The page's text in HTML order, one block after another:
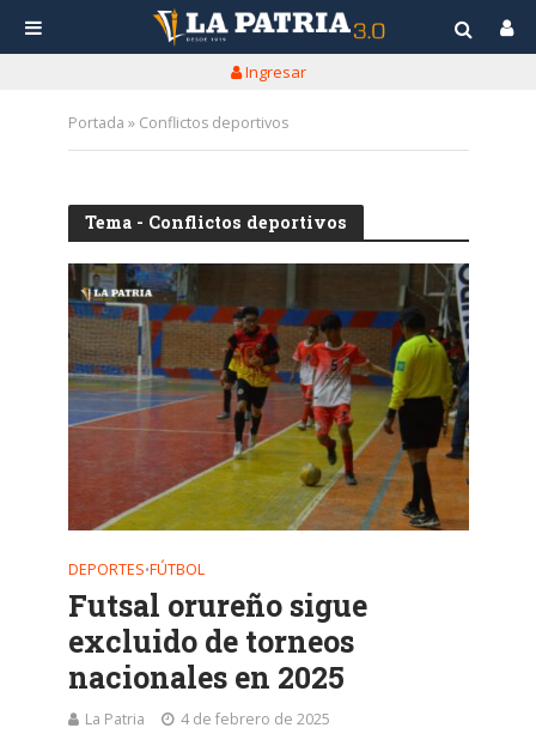
Ingresar
Portada » Conflictos deportivos
Tema - Conflictos deportivos
DEPORTES•FÚTBOL
Futsal orureño sigue
excluido de torneos
nacionales en 2025
La Patria 4 de febrero de 2025